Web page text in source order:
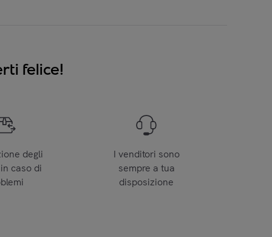
felice!
degli
caso di
I venditori sono
sempre a tua
disposizione